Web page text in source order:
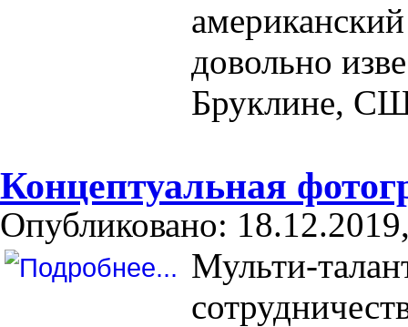
довольно
Бруклине,
Концептуальная
Опубликовано:
Мульти-